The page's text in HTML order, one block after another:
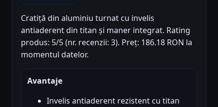
Cratiță din aluminiu turnat cu invelis
antiaderent din titan și maner integrat. Rating
produs: 5/5 (nr. recenzii: 3). Preț: 186.18 RON la
momentul datelor.
Avantaje
Invelis antiaderent rezistent cu titan